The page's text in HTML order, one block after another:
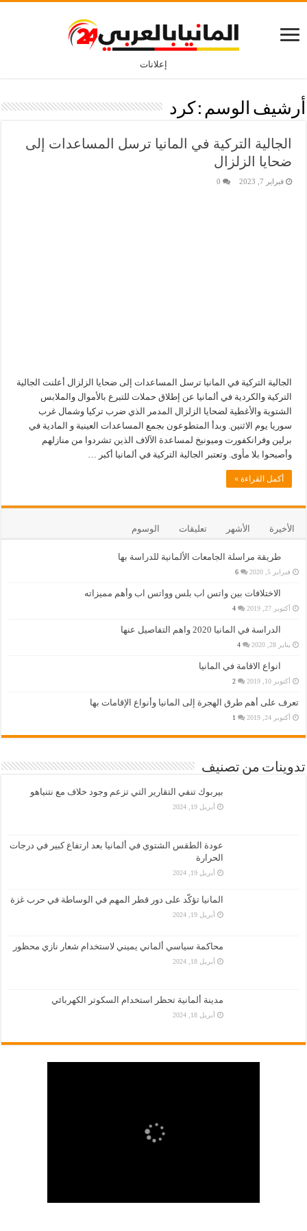
إعلانات
أرشيف الوسم : كرد
الجالية التركية في المانيا ترسل المساعدات إلى
ضحايا الزلزال
فبراير 7, 2023 0
الجالية التركية في المانيا ترسل المساعدات إلى ضحايا الزلزال أعلنت الجالية
التركية والكردية في ألمانيا عن إطلاق حملات للتبرع بالأموال والملابس
الشتوية والأغطية لضحايا الزلزال المدمر الذي ضرب تركيا وشمال غرب
سوريا يوم الاثنين. وبدأ المتطوعون بجمع المساعدات العينية و المادية في
برلين وفرانكفورت وميونيخ لمساعدة الآلاف الذين تشردوا من منازلهم
وأصبحوا بلا مأوى. وتعتبر الجالية التركية في ألمانيا أكبر …
أكمل القراءة »
الأخيرة الأشهر تعليقات الوسوم
طريقة مراسلة الجامعات الألمانية للدراسة بها
فبراير 5, 2020 6
الاختلافات بين واتس اب بلس وواتس اب وأهم مميزاته
أكتوبر 27, 2019 4
الدراسة في المانيا 2020 واهم التفاصيل عنها
يناير 28, 2020 4
انواع الاقامة في المانيا
أكتوبر 10, 2019 2
تعرف على أهم طرق الهجرة إلى المانيا وأنواع الإقامات بها
أكتوبر 24, 2019 1
تدوينات من تصنيف
بيربوك تنفي التقارير التي تزعم وجود خلاف مع نتنياهو
أبريل 19, 2024
عودة الطقس الشتوي في ألمانيا بعد ارتفاع كبير في درجات
الحرارة
أبريل 19, 2024
المانيا تؤكّد على دور قطر المهم في الوساطة في حرب غزة
أبريل 19, 2024
محاكمة سياسي ألماني يميني لاستخدام شعار نازي محظور
أبريل 18, 2024
مدينة ألمانية تحظر استخدام السكوتر الكهربائي
أبريل 18, 2024